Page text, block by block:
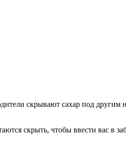
скрывают сахар под другим
скрыть, чтобы ввести вас в